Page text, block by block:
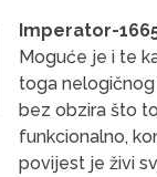
Imperator-
Moguće je i te
toga
bez obzira što
funkcionalno,
povijest je živi